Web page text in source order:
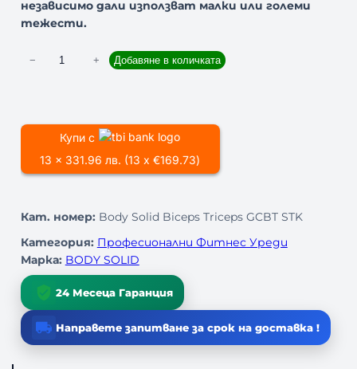
независимо дали използват малки или големи
тежести.
ч
с
о
з
а
Ф
И
Т
Н
Е
− + Добавяне в количката
Купи с
13 x 331.96 лв. (13 x €169.73)
Кат. номер: Body Solid Biceps Triceps GCBT STK
Категория: Професионални Фитнес Уреди
Марка: BODY SOLID
24 Месеца Гаранция
Направете запитване за срок на доставка !